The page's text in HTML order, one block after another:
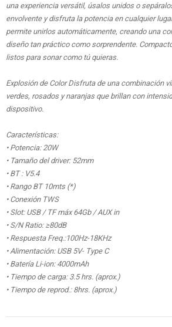
una experiencia versátil, úsalos unidos o
envolvente y disfruta la potencia en cualquier
permite unirlos automáticamente, creando una
diseño tan práctico como sorprendente.
listos para sonar como tú quieras.
Explosión de Color Disfruta de una combinación
verdes, rosados y naranjas que brillan con
dispositivo.
Características:
• Potencia: 20W
• Tamaño del driver: 52mm
• BT : V5.4
• Rango BT 10mts (*)
• Conexión TWS
• Slot: USB / TF máx 64Gb / AUX in
• S/N Ratio: ≥80dB
• Respuesta Freq.:100Hz-18KHz
• Alimentación: USB 5V- Type C
• Batería Li-ion: 4000mAh
• Tiempo de carga: 3.5 hrs. (aprox.)
• Tiempo de reprod.: 8hrs. (aprox.)